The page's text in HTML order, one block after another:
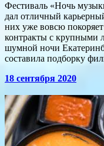
Фестиваль «Ночь
дал отличный
них уже вовсю
контракты с крупными
шумной ночи
составила подборку
18 сентября 2020